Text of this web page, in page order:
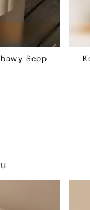
Sepp